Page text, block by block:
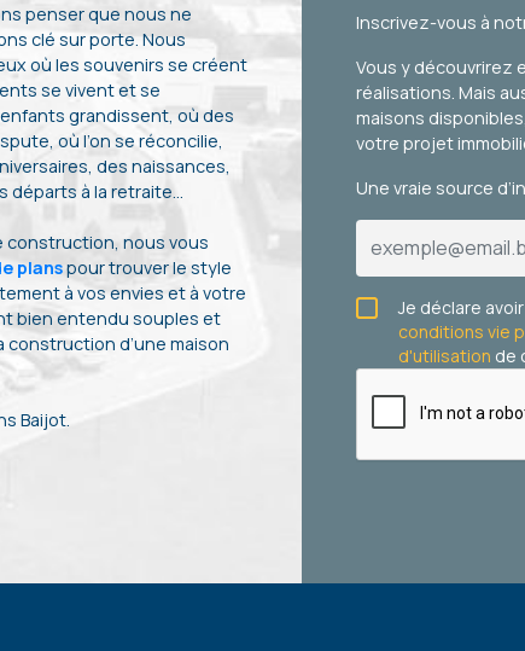
penser que nous ne
clé sur porte. Nous
où les souvenirs se créent
se vivent et se
grandissent, où des
où l’on se réconcilie,
des naissances,
départs à la retraite…
construction, nous vous
planspour trouver le style
à vos envies et à votre
bien entendu souples et
construction d’une maison
Baijot.
Inscrivez-vous à
Vous y découvrirez
réalisations. Mais
maisons
votre projet
Une vraie source
Je déclare
conditions vie
d'utilisation de